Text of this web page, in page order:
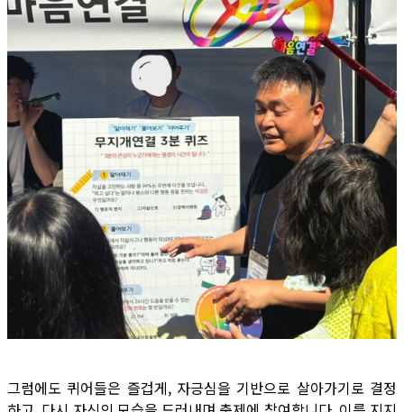
그럼에도 퀴어들은 즐겁게, 자긍심을 기반으로 살아가기로 결정